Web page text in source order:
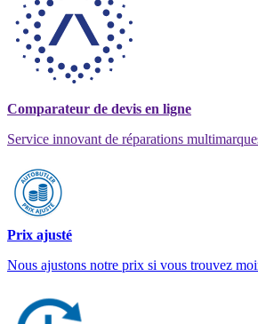
Comparateur de devis en ligne
Service innovant de réparations
Prix ajusté
Nous ajustons notre prix si vous trouvez